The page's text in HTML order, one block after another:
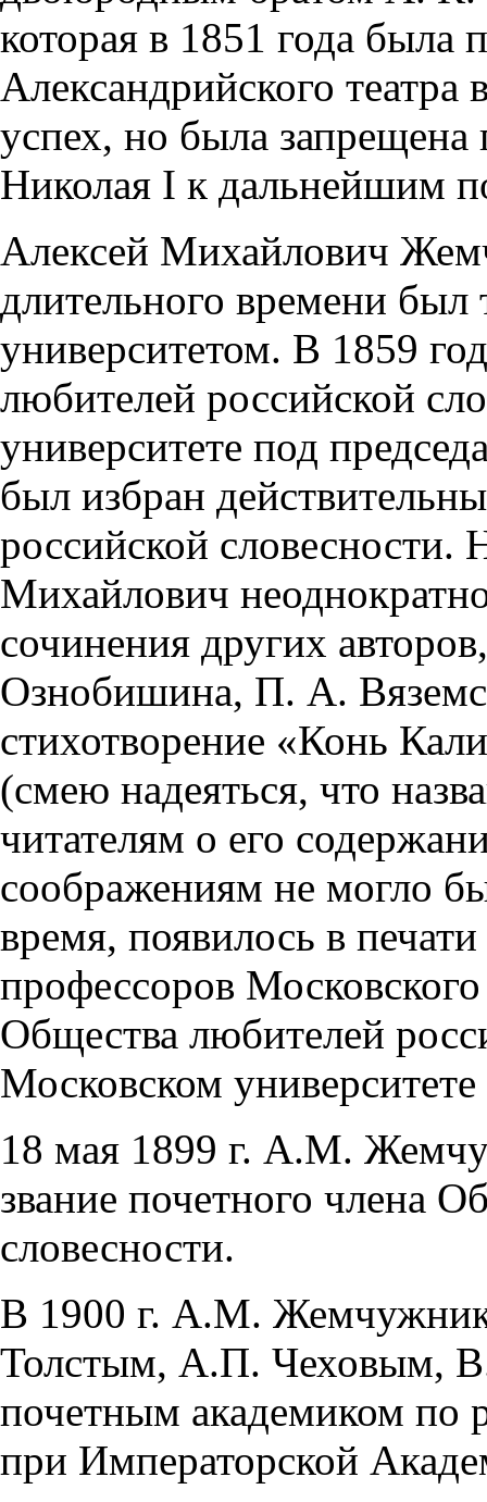
которая в 1851 года была
Александрийского
успех, но была
Николая I к дальнейшим
Алексей Михайлович
длительного времени был
университетом. В 1859
любителей российской
университете под
был избран
российской словесности.
Михайлович
сочинения других
Ознобишина, П. А.
стихотворение «Конь
(смею надеяться, что
читателям о его
соображениям не могло
время, появилось в
профессоров
Общества любителей
Московском университете
18 мая 1899 г. А.М.
звание почетного члена
словесности.
В 1900 г. А.М.
Толстым, А.П. Чеховым,
почетным академиком по
при Императорской